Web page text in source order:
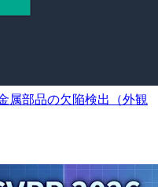
属部品の欠陥検出（外観